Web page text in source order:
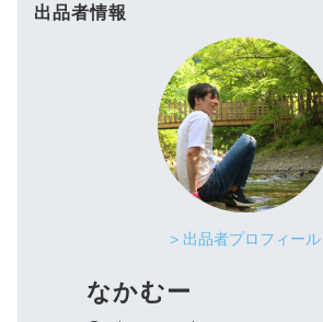
出品者情報
> 出品者プロフィール
なかむー